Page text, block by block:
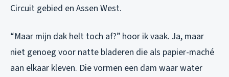
Circuit gebied en Assen West.
“Maar mijn dak helt toch af?” hoor ik vaak. Ja, maar
niet genoeg voor natte bladeren die als papier-maché
aan elkaar kleven. Die vormen een dam waar water